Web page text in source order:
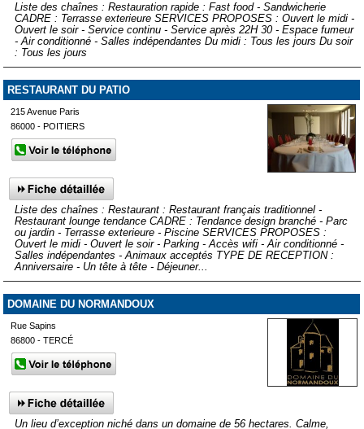
Liste des chaînes : Restauration rapide : Fast food - Sandwicherie
CADRE : Terrasse exterieure SERVICES PROPOSES : Ouvert le midi -
Ouvert le soir - Service continu - Service après 22H 30 - Espace fumeur
- Air conditionné - Salles indépendantes Du midi : Tous les jours Du soir
: Tous les jours
RESTAURANT DU PATIO
215 Avenue Paris
86000 - POITIERS
Liste des chaînes : Restaurant : Restaurant français traditionnel -
Restaurant lounge tendance CADRE : Tendance design branché - Parc
ou jardin - Terrasse exterieure - Piscine SERVICES PROPOSES :
Ouvert le midi - Ouvert le soir - Parking - Accès wifi - Air conditionné -
Salles indépendantes - Animaux acceptés TYPE DE RECEPTION :
Anniversaire - Un tête à tête - Déjeuner...
DOMAINE DU NORMANDOUX
Rue Sapins
86800 - TERCÉ
Un lieu d’exception niché dans un domaine de 56 hectares. Calme,